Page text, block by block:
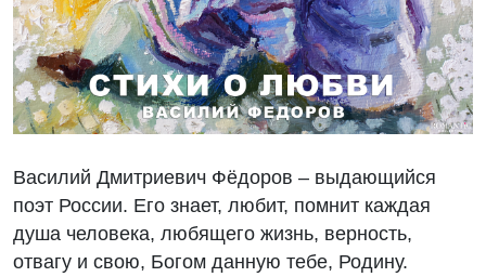
Василий Дмитриевич Фёдоров – выдающийся
поэт России. Его знает, любит, помнит каждая
душа человека, любящего жизнь, верность,
отвагу и свою, Богом данную тебе, Родину.